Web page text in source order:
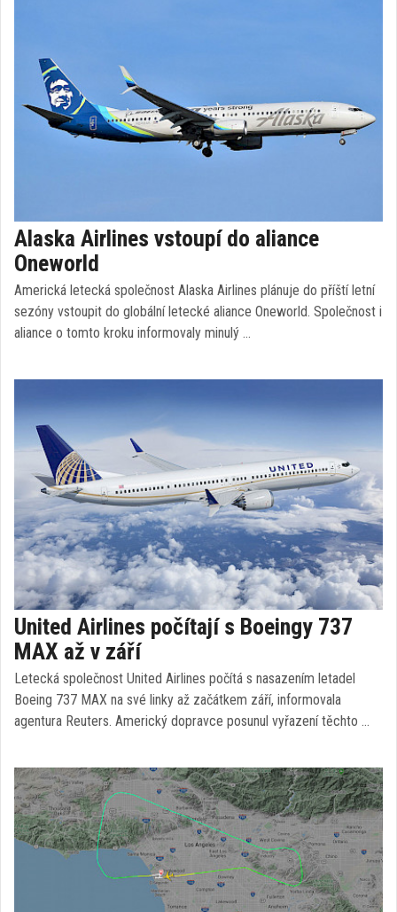
Alaska Airlines vstoupí do aliance
Oneworld
Americká letecká společnost Alaska Airlines plánuje do příští letní
sezóny vstoupit do globální letecké aliance Oneworld. Společnost i
aliance o tomto kroku informovaly minulý …
United Airlines počítají s Boeingy 737
MAX až v září
Letecká společnost United Airlines počítá s nasazením letadel
Boeing 737 MAX na své linky až začátkem září, informovala
agentura Reuters. Americký dopravce posunul vyřazení těchto …